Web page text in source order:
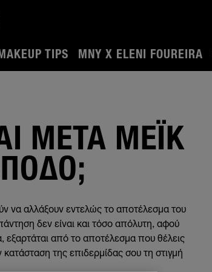
TIPS MNY X ELENI FOUREIRA
ΜΕΤΆ ΜΈΙΚ
να αλλάξουν εντελώς το αποτέλεσμα του
δεν είναι και τόσο απόλυτη, αφού
εξαρτάται από το αποτέλεσμα που θέλεις
της επιδερμίδας σου τη στιγμή